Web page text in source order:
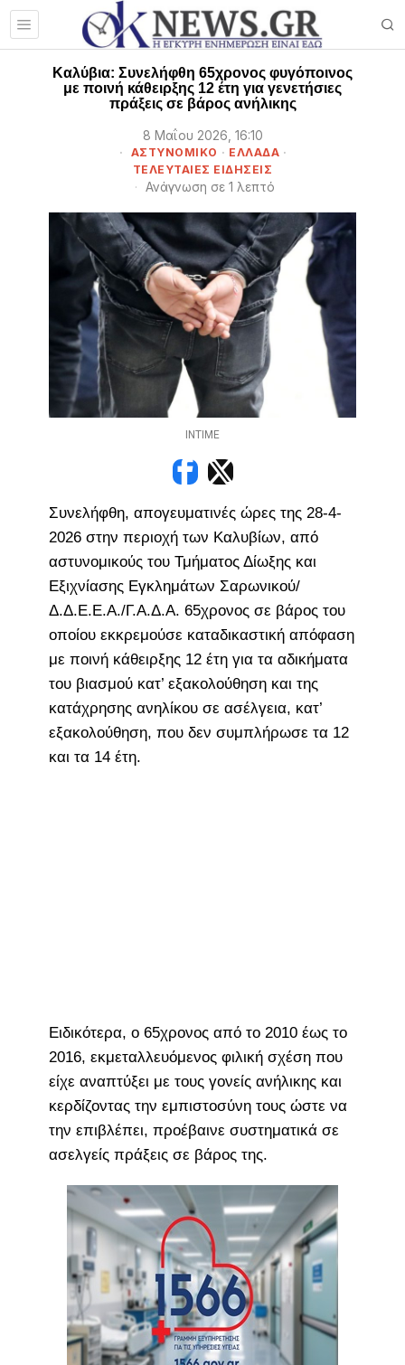
Καλύβια: Συνελήφθη 65χρονος φυγόποινος
με ποινή κάθειρξης 12 έτη για γενετήσιες
πράξεις σε βάρος ανήλικης
8 Μαΐου 2026, 16:10
ΑΣΤΥΝΟΜΙΚΟ · ΕΛΛΑΔΑ ·
ΤΕΛΕΥΤΑΙΕΣ ΕΙΔΗΣΕΙΣ
Ανάγνωση σε 1 λεπτό
INTIME
Συνελήφθη, απογευματινές ώρες της 28-4-
2026 στην περιοχή των Καλυβίων, από
αστυνομικούς του Τμήματος Δίωξης και
Εξιχνίασης Εγκλημάτων Σαρωνικού/
Δ.Δ.Ε.Ε.Α./Γ.Α.Δ.Α. 65χρονος σε βάρος του
οποίου εκκρεμούσε καταδικαστική απόφαση
με ποινή κάθειρξης 12 έτη για τα αδικήματα
του βιασμού κατ’ εξακολούθηση και της
κατάχρησης ανηλίκου σε ασέλγεια, κατ’
εξακολούθηση, που δεν συμπλήρωσε τα 12
και τα 14 έτη.
Ειδικότερα, ο 65χρονος από το 2010 έως το
2016, εκμεταλλευόμενος φιλική σχέση που
είχε αναπτύξει με τους γονείς ανήλικης και
κερδίζοντας την εμπιστοσύνη τους ώστε να
την επιβλέπει, προέβαινε συστηματικά σε
ασελγείς πράξεις σε βάρος της.